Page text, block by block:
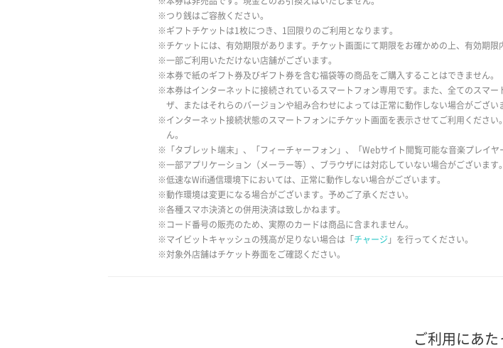
※つり銭はご容赦ください。
※ギフトチケットは1枚につき、1回限りのご利用となります。
※チケットには、有効期限があります。チケット画面にて期限をお確かめの上、有効期限
※一部ご利用いただけない店舗がございます。
※本券で紙のギフト券及びギフト券を含む福袋等の商品をご購入することはできません。
※本券はインターネットに接続されているスマートフォン専用です。また、全てのスマ
ザ、またはそれらのバージョンや組み合わせによっては正常に動作しない場合がござい
※インターネット接続状態のスマートフォンにチケット画面を表示させてご利用くださ
ん。
※「タブレット端末」、「フィーチャーフォン」、「Webサイト閲覧可能な音楽プレイ
※一部アプリケーション（メーラー等）、ブラウザには対応していない場合がございます。
※低速なWifi通信環境下においては、正常に動作しない場合がございます。
※動作環境は変更になる場合がございます。予めご了承ください。
※各種スマホ決済との併用決済は致しかねます。
※コード番号の販売のため、実際のカードは商品に含まれません。
※マイビットキャッシュの残高が足りない場合は「 チャージ 」を行ってください。
※対象外店舗はチケット券面をご確認ください。
ご利用にあた